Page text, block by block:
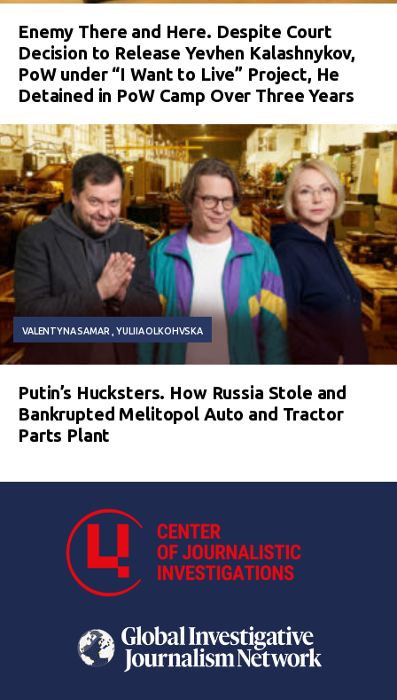
Enemy There and Here. Despite Court
Decision to Release Yevhen Kalashnykov,
PoW under “I Want to Live” Project, He
Detained in PoW Camp Over Three Years
VALENTYNA SAMAR YULIIA OLKOHVSKA
Putin’s Hucksters. How Russia Stole and
Bankrupted Melitopol Auto and Tractor
Parts Plant